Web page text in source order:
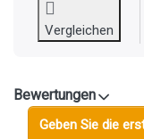
Vergleichen
Bewertungen
Geben Sie die